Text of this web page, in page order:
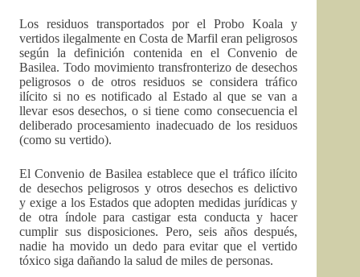
Los residuos transportados por el Probo Koala y
vertidos ilegalmente en Costa de Marfil eran peligrosos
según la definición contenida en el Convenio de
Basilea. Todo movimiento transfronterizo de desechos
peligrosos o de otros residuos se considera tráfico
ilícito si no es notificado al Estado al que se van a
llevar esos desechos, o si tiene como consecuencia el
deliberado procesamiento inadecuado de los residuos
(como su vertido).
El Convenio de Basilea establece que el tráfico ilícito
de desechos peligrosos y otros desechos es delictivo
y exige a los Estados que adopten medidas jurídicas y
de otra índole para castigar esta conducta y hacer
cumplir sus disposiciones. Pero, seis años después,
nadie ha movido un dedo para evitar que el vertido
tóxico siga dañando la salud de miles de personas.